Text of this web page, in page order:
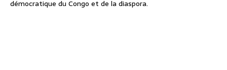
démocratique du Congo et de la diaspora.